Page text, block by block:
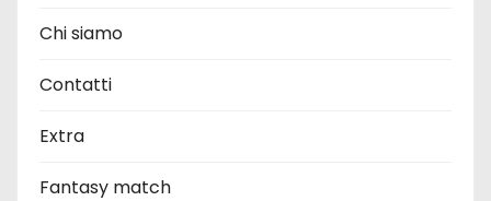
Chi siamo
Contatti
Extra
Fantasy match